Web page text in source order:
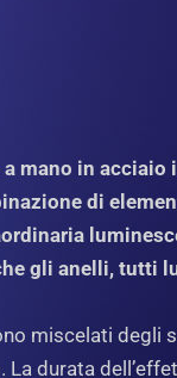
mano in
di
gli anelli, tutti
miscelati
durata